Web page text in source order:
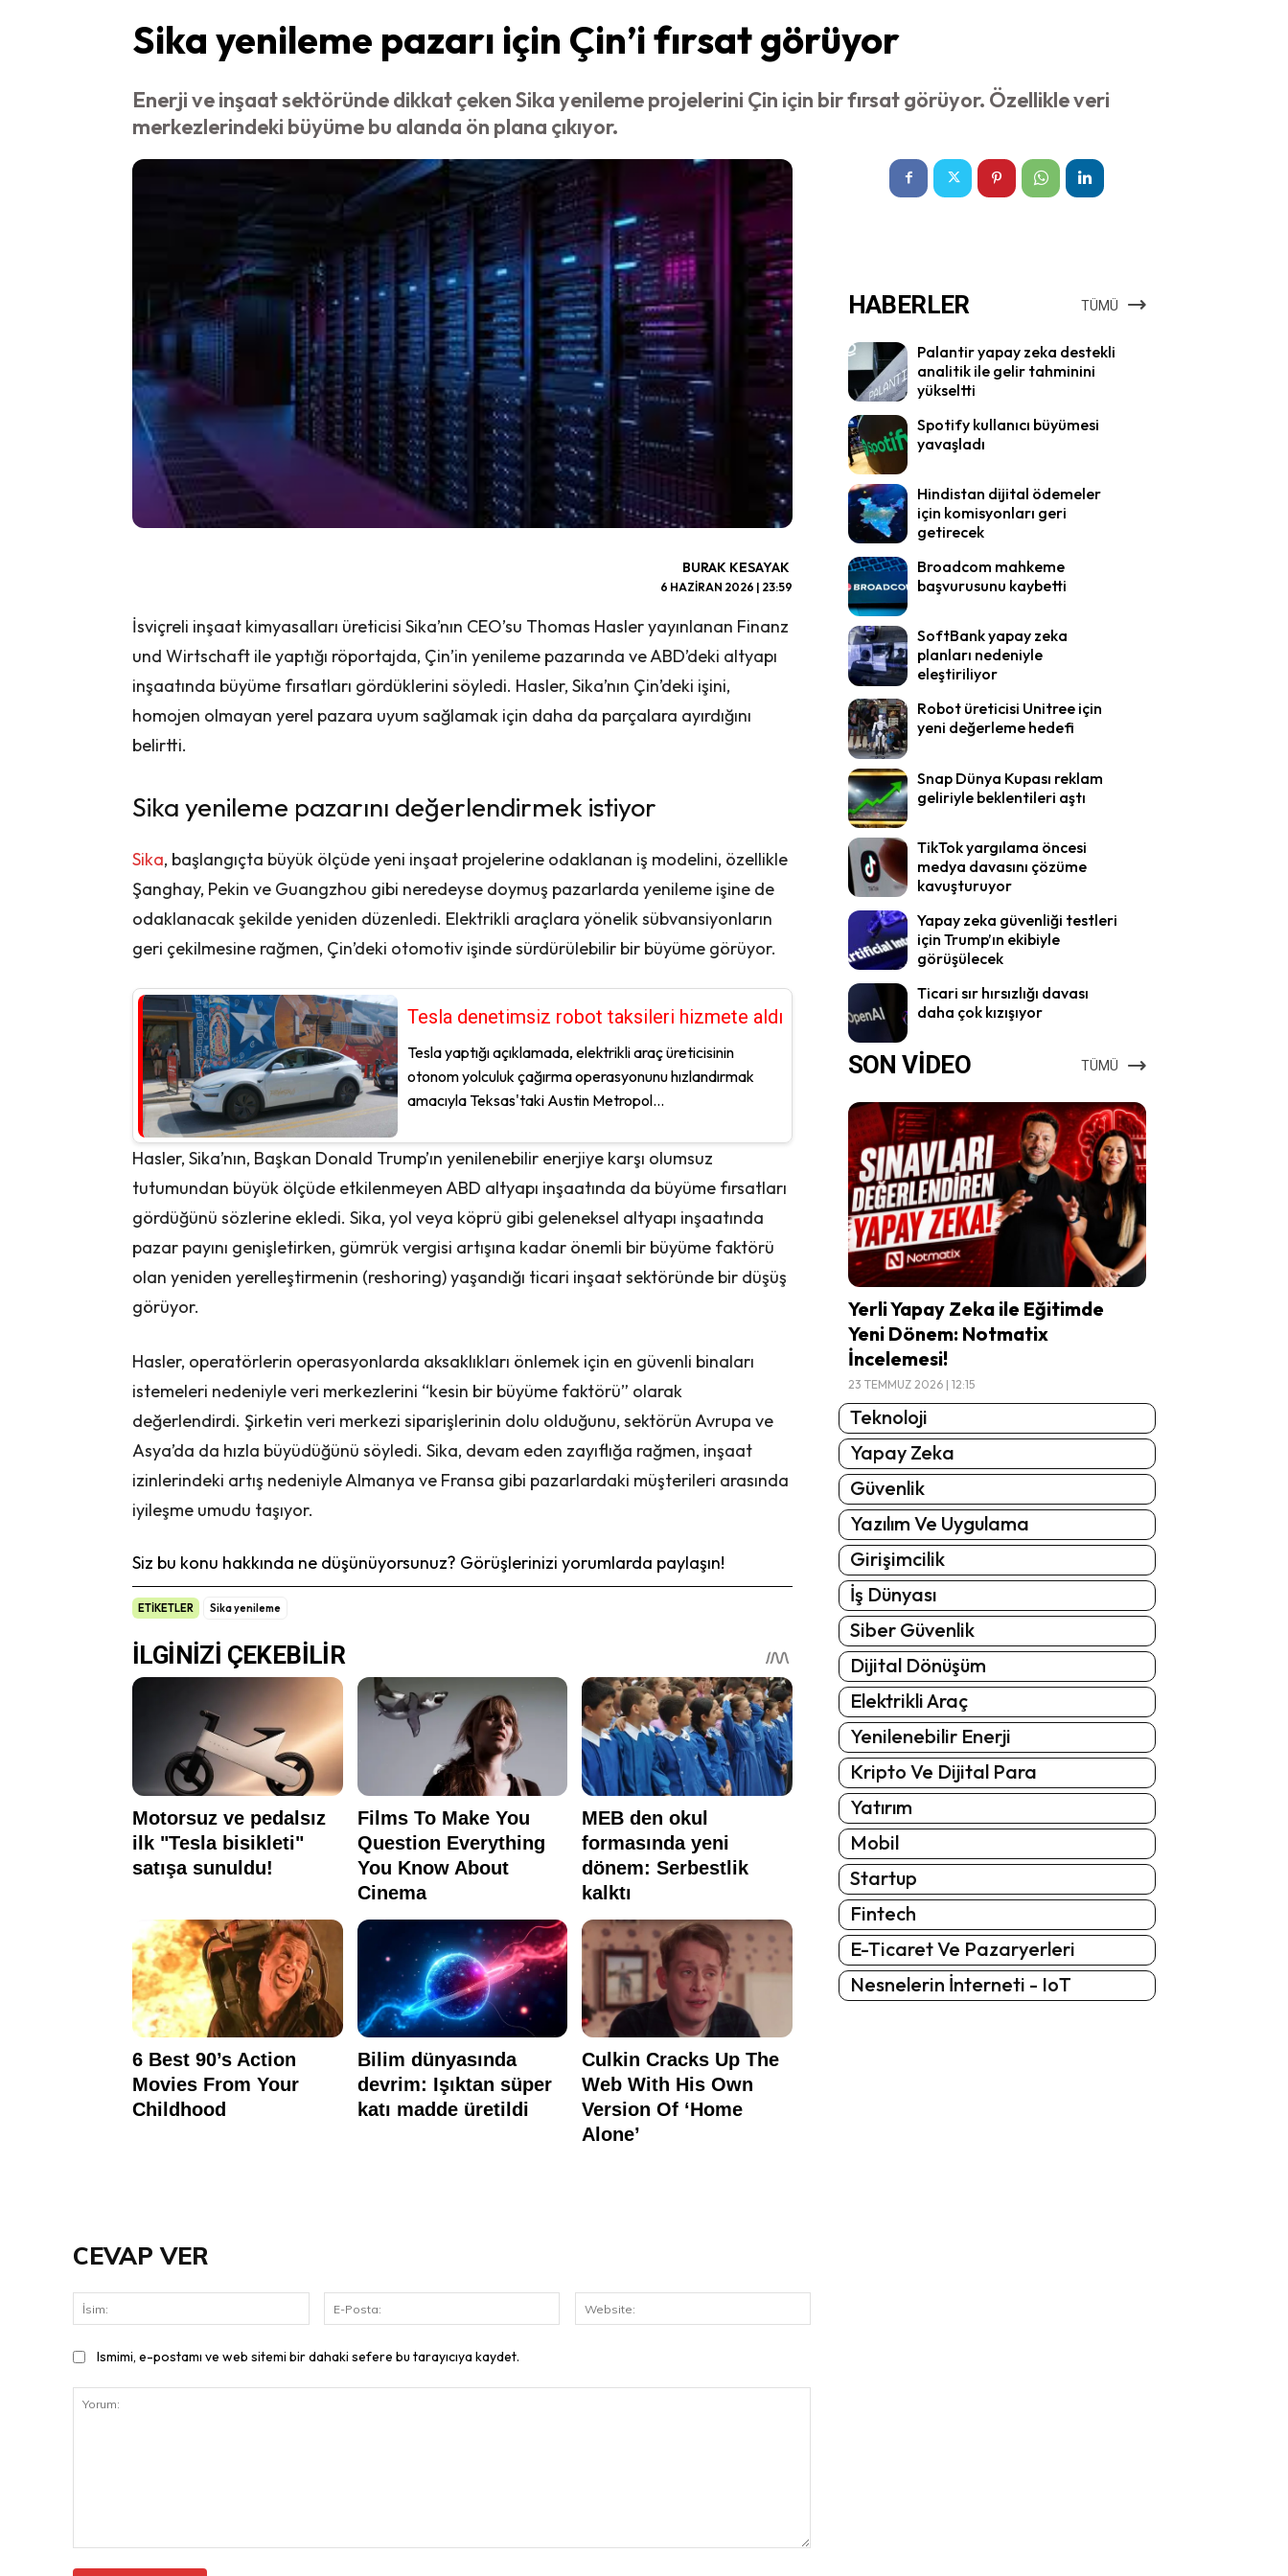
Sika yenileme pazarı için Çin’i fırsat görüyor
Enerji ve inşaat sektöründe dikkat çeken Sika yenileme projelerini Çin için bir fırsat görüyor. Özellikle veri
merkezlerindeki büyüme bu alanda ön plana çıkıyor.
BURAK KESAYAK
6 HAZIRAN 2026 | 23:59
İsviçreli inşaat kimyasalları üreticisi Sika’nın CEO’su Thomas Hasler yayınlanan Finanz
und Wirtschaft ile yaptığı röportajda, Çin’in yenileme pazarında ve ABD’deki altyapı
inşaatında büyüme fırsatları gördüklerini söyledi. Hasler, Sika’nın Çin’deki işini,
homojen olmayan yerel pazara uyum sağlamak için daha da parçalara ayırdığını
belirtti.
Sika yenileme pazarını değerlendirmek istiyor
Sika, başlangıçta büyük ölçüde yeni inşaat projelerine odaklanan iş modelini, özellikle
Şanghay, Pekin ve Guangzhou gibi neredeyse doymuş pazarlarda yenileme işine de
odaklanacak şekilde yeniden düzenledi. Elektrikli araçlara yönelik sübvansiyonların
geri çekilmesine rağmen, Çin’deki otomotiv işinde sürdürülebilir bir büyüme görüyor.
Tesla denetimsiz robot taksileri hizmete aldı
Tesla yaptığı açıklamada, elektrikli araç üreticisinin
otonom yolculuk çağırma operasyonunu hızlandırmak
amacıyla Teksas'taki Austin Metropol...
Hasler, Sika’nın, Başkan Donald Trump’ın yenilenebilir enerjiye karşı olumsuz
tutumundan büyük ölçüde etkilenmeyen ABD altyapı inşaatında da büyüme fırsatları
gördüğünü sözlerine ekledi. Sika, yol veya köprü gibi geleneksel altyapı inşaatında
pazar payını genişletirken, gümrük vergisi artışına kadar önemli bir büyüme faktörü
olan yeniden yerelleştirmenin (reshoring) yaşandığı ticari inşaat sektöründe bir düşüş
görüyor.
Hasler, operatörlerin operasyonlarda aksaklıkları önlemek için en güvenli binaları
istemeleri nedeniyle veri merkezlerini “kesin bir büyüme faktörü” olarak
değerlendirdi. Şirketin veri merkezi siparişlerinin dolu olduğunu, sektörün Avrupa ve
Asya’da da hızla büyüdüğünü söyledi. Sika, devam eden zayıflığa rağmen, inşaat
izinlerindeki artış nedeniyle Almanya ve Fransa gibi pazarlardaki müşterileri arasında
iyileşme umudu taşıyor.
Siz bu konu hakkında ne düşünüyorsunuz? Görüşlerinizi yorumlarda paylaşın!
ETİKETLER Sika yenileme
HABERLER TÜMÜ
Palantir yapay zeka destekli
analitik ile gelir tahminini
yükseltti
Spotify kullanıcı büyümesi
yavaşladı
Hindistan dijital ödemeler
için komisyonları geri
getirecek
Broadcom mahkeme
başvurusunu kaybetti
SoftBank yapay zeka
planları nedeniyle
eleştiriliyor
Robot üreticisi Unitree için
yeni değerleme hedefi
Snap Dünya Kupası reklam
geliriyle beklentileri aştı
TikTok yargılama öncesi
medya davasını çözüme
kavuşturuyor
Yapay zeka güvenliği testleri
için Trump’ın ekibiyle
görüşülecek
Ticari sır hırsızlığı davası
daha çok kızışıyor
SON VİDEO TÜMÜ
Yerli Yapay Zeka ile Eğitimde
Yeni Dönem: Notmatix
İncelemesi!
23 TEMMUZ 2026 | 12:15
Teknoloji
Yapay Zeka
Güvenlik
Yazılım Ve Uygulama
Girişimcilik
İş Dünyası
Siber Güvenlik
Dijital Dönüşüm
Elektrikli Araç
Yenilenebilir Enerji
Kripto Ve Dijital Para
Yatırım
Mobil
Startup
Fintech
E-Ticaret Ve Pazaryerleri
Nesnelerin İnterneti - IoT
CEVAP VER
Posta:
Ismimi, e-postamı ve web sitemi bir dahaki sefere bu tarayıcıya kaydet.